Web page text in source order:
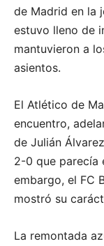
de Madrid en la
estuvo lleno de
mantuvieron a
asientos.
El Atlético de
encuentro,
de Julián
2-0 que parecía
embargo, el FC
mostró su
La remontada